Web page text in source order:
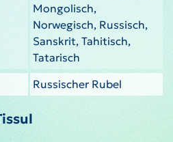
Mongolisch,
Norwegisch, Russisch,
Sanskrit, Tahitisch,
Tatarisch
Russischer Rubel